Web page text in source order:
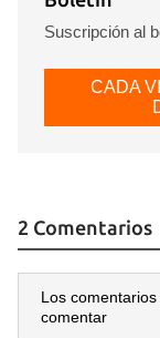
Suscripción al
CADA
2 Comentarios
Los
comentar